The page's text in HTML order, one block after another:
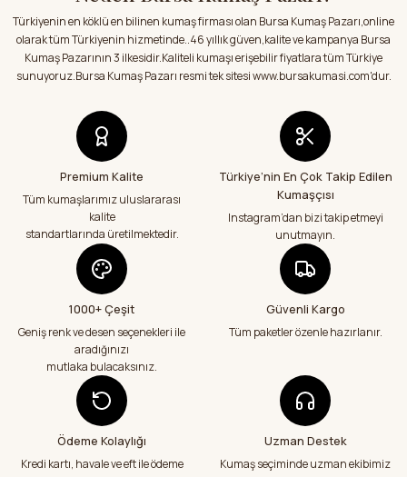
Ürün bilgilerinde hatalar bulunuyor.
Ürün fiyatı diğer sitelerden daha pahalı.
Bu ürüne benzer farklı alternatifler olmalı.
Çok memnun kaldım hepsi çok kaliteli
S... S... | 03/08/2026
Satıcı ilgili ve kısa sürede sorunsuz bir
doğrultusunda kumaşlarımı aldım.Çok
memnun kaldım.Teşekkürler
E... Y... | 01/08/2026
Kumaşlar eksiksiz tertemiz bir şekilde geldi
çok teşekkür ediyorum
Abdurrahman Samsur | 24/07/2026
Teslimatım özenli güzel hazırlanmış bir
şekilde geldi çok memnun kaldım emeği
geçenlere teşekkür ediyorum
Abdurrahman Samsur | 24/07/2026
Aradığım kumaşçı artık hep buradan alış
veriş yapacağım in şa Allah çünkü 4 farklı
kumaş aldım hem ölçü olarak hem
görüntü,doku olarak çok memnun kaldım
emeği geçenlere teşekkür ediyorum
A... S... | 24/07/2026
Türkiyenin en köklü en bilinen kumaş firması olan Bursa Kumaş Pazarı,online
olarak tüm Türkiyenin hizmetinde..46 yıllık güven,kalite ve kampanya Bursa
Kumaş Pazarının 3 ilkesidir.Kaliteli kumaşı erişebilir fiyatlara tüm Türkiye
sunuyoruz.Bursa Kumaş Pazarı resmi tek sitesi www.bursakumasi.com'dur.
Premium Kalite
Tüm kumaşlarımız uluslararası
kalite
standartlarında üretilmektedir.
Türkiye’nin En Çok Takip Edilen
Kumaşçısı
Instagram’dan bizi takip etmeyi
unutmayın.
1000+ Çeşit
Geniş renk ve desen seçenekleri ile
aradığınızı
mutlaka bulacaksınız.
Güvenli Kargo
Tüm paketler özenle hazırlanır.
Ödeme Kolaylığı
Kredi kartı, havale ve eft ile ödeme
Uzman Destek
Kumaş seçiminde uzman ekibimiz